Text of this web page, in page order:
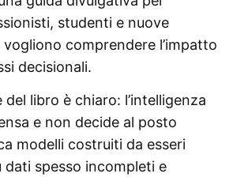
studenti e nuove
comprendere l’impatto
decisionali.
libro è chiaro: l’intelligenza
e non decide al posto
modelli costruiti da esseri
dati spesso incompleti e